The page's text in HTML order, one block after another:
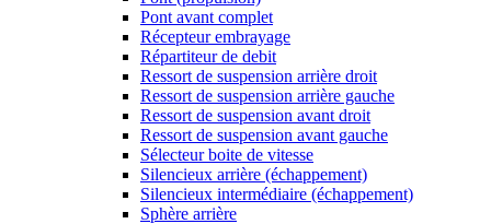
Pont avant complet
Récepteur embrayage
Répartiteur de debit
Ressort de suspension arrière droit
Ressort de suspension arrière gauche
Ressort de suspension avant droit
Ressort de suspension avant gauche
Sélecteur boite de vitesse
Silencieux arrière (échappement)
Silencieux intermédiaire (échappement)
Sphère arrière